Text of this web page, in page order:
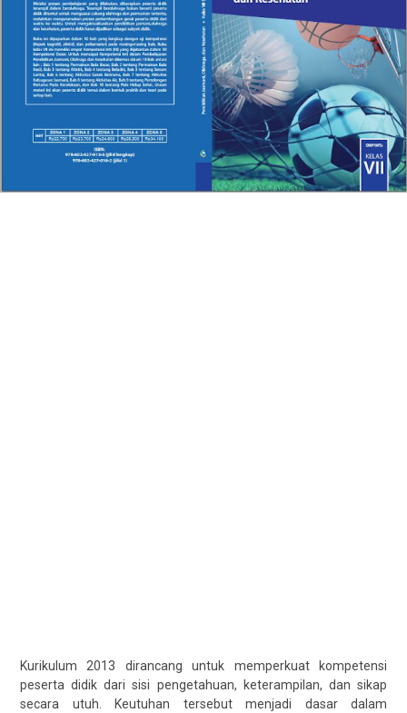
Kurikulum 2013 dirancang untuk memperkuat kompetensi
peserta didik dari sisi pengetahuan, keterampilan, dan sikap
secara utuh. Keutuhan tersebut menjadi dasar dalam